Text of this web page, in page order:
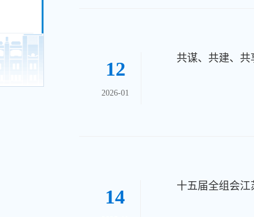
12
2026-01
14 十五届全组会江